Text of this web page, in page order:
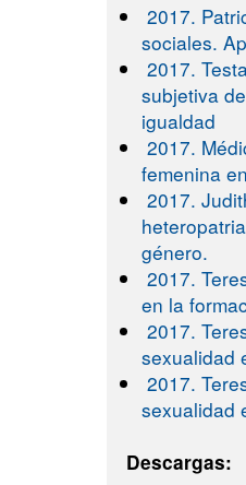
2017.
sociales.
2017.
subjetiva
igualdad
2017.
femenina
2017.
género.
2017.
en la
2017.
sexualidad
2017.
sexualidad
Descargas: